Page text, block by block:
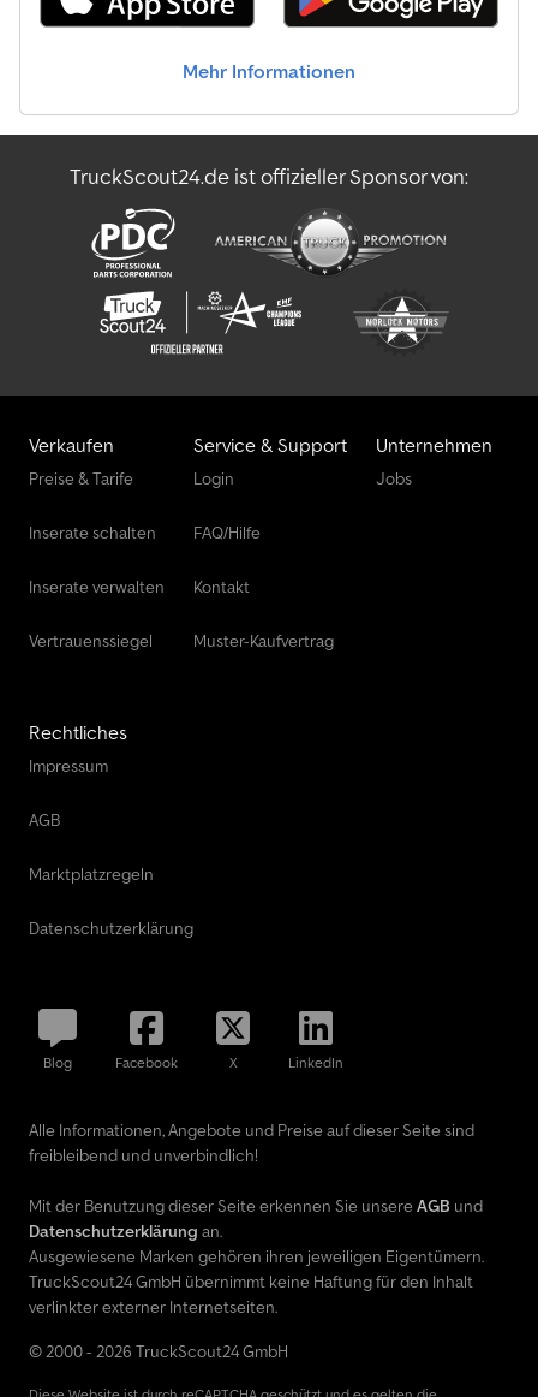
Mehr Informationen
TruckScout24.de ist offizieller Sponsor von:
Verkaufen
Preise & Tarife
Inserate schalten
Inserate verwalten
Vertrauenssiegel
Service & Support
Login
FAQ/Hilfe
Kontakt
Muster-Kaufvertrag
Unternehmen
Jobs
Rechtliches
Impressum
AGB
Marktplatzregeln
Datenschutzerklärung
Blog Facebook X LinkedIn
Alle Informationen, Angebote und Preise auf dieser Seite sind
freibleibend und unverbindlich!
Mit der Benutzung dieser Seite erkennen Sie unsere AGB und
Datenschutzerklärung an.
Ausgewiesene Marken gehören ihren jeweiligen Eigentümern.
TruckScout24 GmbH übernimmt keine Haftung für den Inhalt
verlinkter externer Internetseiten.
© 2000 - 2026 TruckScout24 GmbH